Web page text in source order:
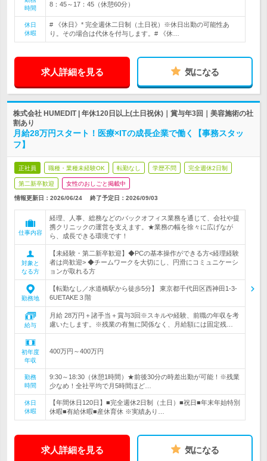
時間
8：45～17：45（休憩60分）
休日
休暇
# 《休日》* 完全週休二日制（土日祝）※休日出勤の可能性あ
り。その場合は代休を付与します。# 《休…
求人詳細を見る 気になる
株式会社 HUMEDIT | 年休120日以上(土日祝休)｜賞与年3回｜美容施術の社
割あり
月給28万円スタート！医療×ITの成長企業で働く【事務スタッ
フ】
正社員 職種・業種未経験OK 転勤なし 学歴不問 完全週休2日制
第二新卒歓迎 女性のおしごと掲載中
情報更新日：2026/06/24 終了予定日： 2026/09/03
仕事内容
経理、人事、総務などのバックオフィス業務を通じて、会社や提
携クリニックの運営を支えます。★業務の幅を徐々に広げなが
ら、成長できる環境です！
対象と
なる方
【未経験・第二新卒歓迎】◆PCの基本操作ができる方<経理経験
者は尚歓迎> ◆チームワークを大切にし、円滑にコミュニケーシ
ョンが取れる方
勤務地
【転勤なし／水道橋駅から徒歩5分】 東京都千代田区西神田1-3-
6UETAKE３階
給与
月給 28万円＋諸手当＋賞与3回※スキルや経験、前職の年収を考
慮いたします。※残業の有無に関係なく、月給額には固定残…
初年度
年収
400万円～400万円
勤務
時間
9:30～18:30（休憩1時間）★前後30分の時差出勤が可能！※残業
少なめ！全社平均で月5時間ほど…
休日
休暇
【年間休日120日】■完全週休2日制（土日）■祝日■年末年始特別
休暇■有給休暇■産休育休 ※実績あり…
求人詳細を見る 気になる